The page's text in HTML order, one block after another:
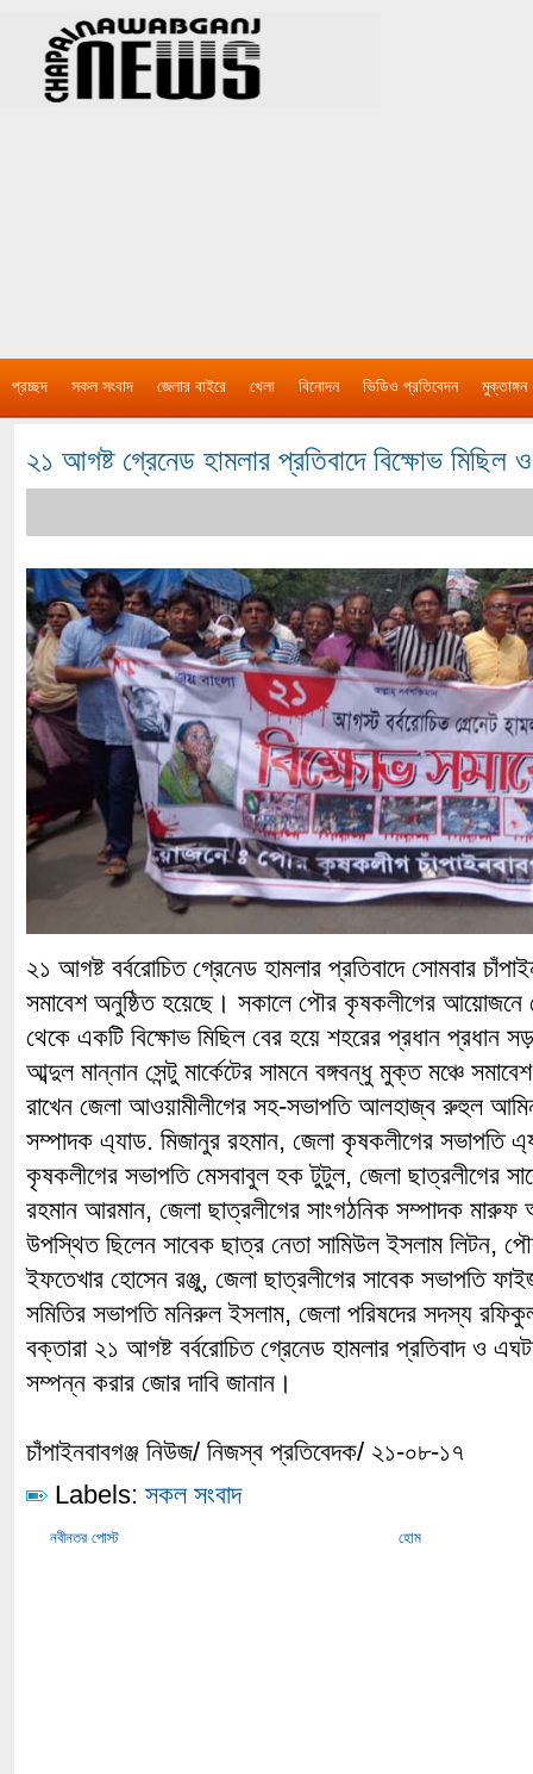
প্রচ্ছদ সকল সংবাদ জেলার বাইরে খেলা বিনোদন ভিডিও প্রতিবেদন মুক্তাঙ্গন
২১ আগষ্ট গ্রেনেড হামলার প্রতিবাদে বিক্ষোভ মিছিল
২১ আগষ্ট বর্বরোচিত গ্রেনেড হামলার প্রতিবাদে সোমবার
সমাবেশ অনুষ্ঠিত হয়েছে। সকালে পৌর কৃষকলীগের আয়োজনে
থেকে একটি বিক্ষোভ মিছিল বের হয়ে শহরের প্রধান প্রধান
আব্দুল মান্নান সেন্টু মার্কেটের সামনে বঙ্গবন্ধু মুক্ত মঞ্চে
রাখেন জেলা আওয়ামীলীগের সহ-সভাপতি আলহাজ্ব রুহুল
সম্পাদক এ্যাড. মিজানুর রহমান, জেলা কৃষকলীগের সভাপতি
কৃষকলীগের সভাপতি মেসবাবুল হক টুটুল, জেলা ছাত্রলীগের
রহমান আরমান, জেলা ছাত্রলীগের সাংগঠনিক সম্পাদক
উপস্থিত ছিলেন সাবেক ছাত্র নেতা সামিউল ইসলাম লিটন,
ইফতেখার হোসেন রঞ্জু, জেলা ছাত্রলীগের সাবেক সভাপতি
সমিতির সভাপতি মনিরুল ইসলাম, জেলা পরিষদের সদস্য
বক্তারা ২১ আগষ্ট বর্বরোচিত গ্রেনেড হামলার প্রতিবাদ ও
সম্পন্ন করার জোর দাবি জানান।
চাঁপাইনবাবগঞ্জ নিউজ/ নিজস্ব প্রতিবেদক/ ২১-০৮-১৭
Labels: সকল সংবাদ
নবীনতর পোস্ট হোম